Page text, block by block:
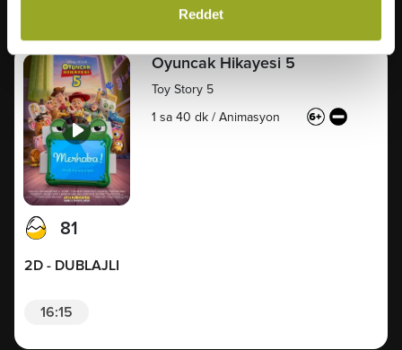
Reddet
Oyuncak Hikayesi 5
Toy Story 5
1 sa 40 dk / Animasyon
81
2D - DUBLAJLI
16:15